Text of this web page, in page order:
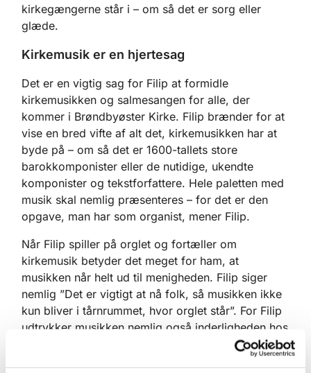
kirkegængerne står i – om så det er sorg eller
glæde.
Kirkemusik er en hjertesag
Det er en vigtig sag for Filip at formidle
kirkemusikken og salmesangen for alle, der
kommer i Brøndbyøster Kirke. Filip brænder for at
vise en bred vifte af alt det, kirkemusikken har at
byde på – om så det er 1600-tallets store
barokkomponister eller de nutidige, ukendte
komponister og tekstforfattere. Hele paletten med
musik skal nemlig præsenteres – for det er den
opgave, man har som organist, mener Filip.
Når Filip spiller på orglet og fortæller om
kirkemusik betyder det meget for ham, at
musikken når helt ud til menigheden. Filip siger
nemlig ”Det er vigtigt at nå folk, så musikken ikke
kun bliver i tårnrummet, hvor orglet står”. For Filip
udtrykker musikken nemlig også inderligheden hos
kirkegængerne, og han ser det som sin ypperste
opgave at give denne inderlighed et musikalsk